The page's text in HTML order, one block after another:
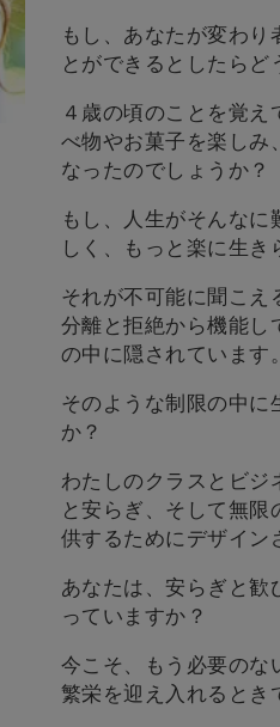
もし、あなたが変わ
とができるとしたらど
４歳の頃のことを覚
べ物やお菓子を楽しみ
なったのでしょうか？
もし、人生がそんな
しく、もっと楽に生
それが不可能に聞こえ
分離と拒絶から機能し
の中に隠されています。
そのような制限の中に
か？
わたしのクラスとビジ
と安らぎ、そして無
供するためにデザイン
あなたは、安らぎと
っていますか？
今こそ、もう必要のな
繁栄を迎え入れるとき